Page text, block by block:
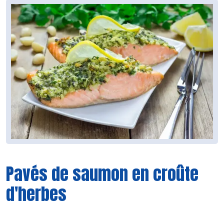
Pavés de saumon en croûte
d'herbes